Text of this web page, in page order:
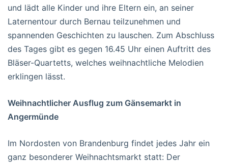
und lädt alle Kinder und ihre Eltern ein, an seiner
Laternentour durch Bernau teilzunehmen und
spannenden Geschichten zu lauschen. Zum Abschluss
des Tages gibt es gegen 16.45 Uhr einen Auftritt des
Bläser-Quartetts, welches weihnachtliche Melodien
erklingen lässt.
Weihnachtlicher Ausflug zum Gänsemarkt in
Angermünde
Im Nordosten von Brandenburg findet jedes Jahr ein
ganz besonderer Weihnachtsmarkt statt: Der